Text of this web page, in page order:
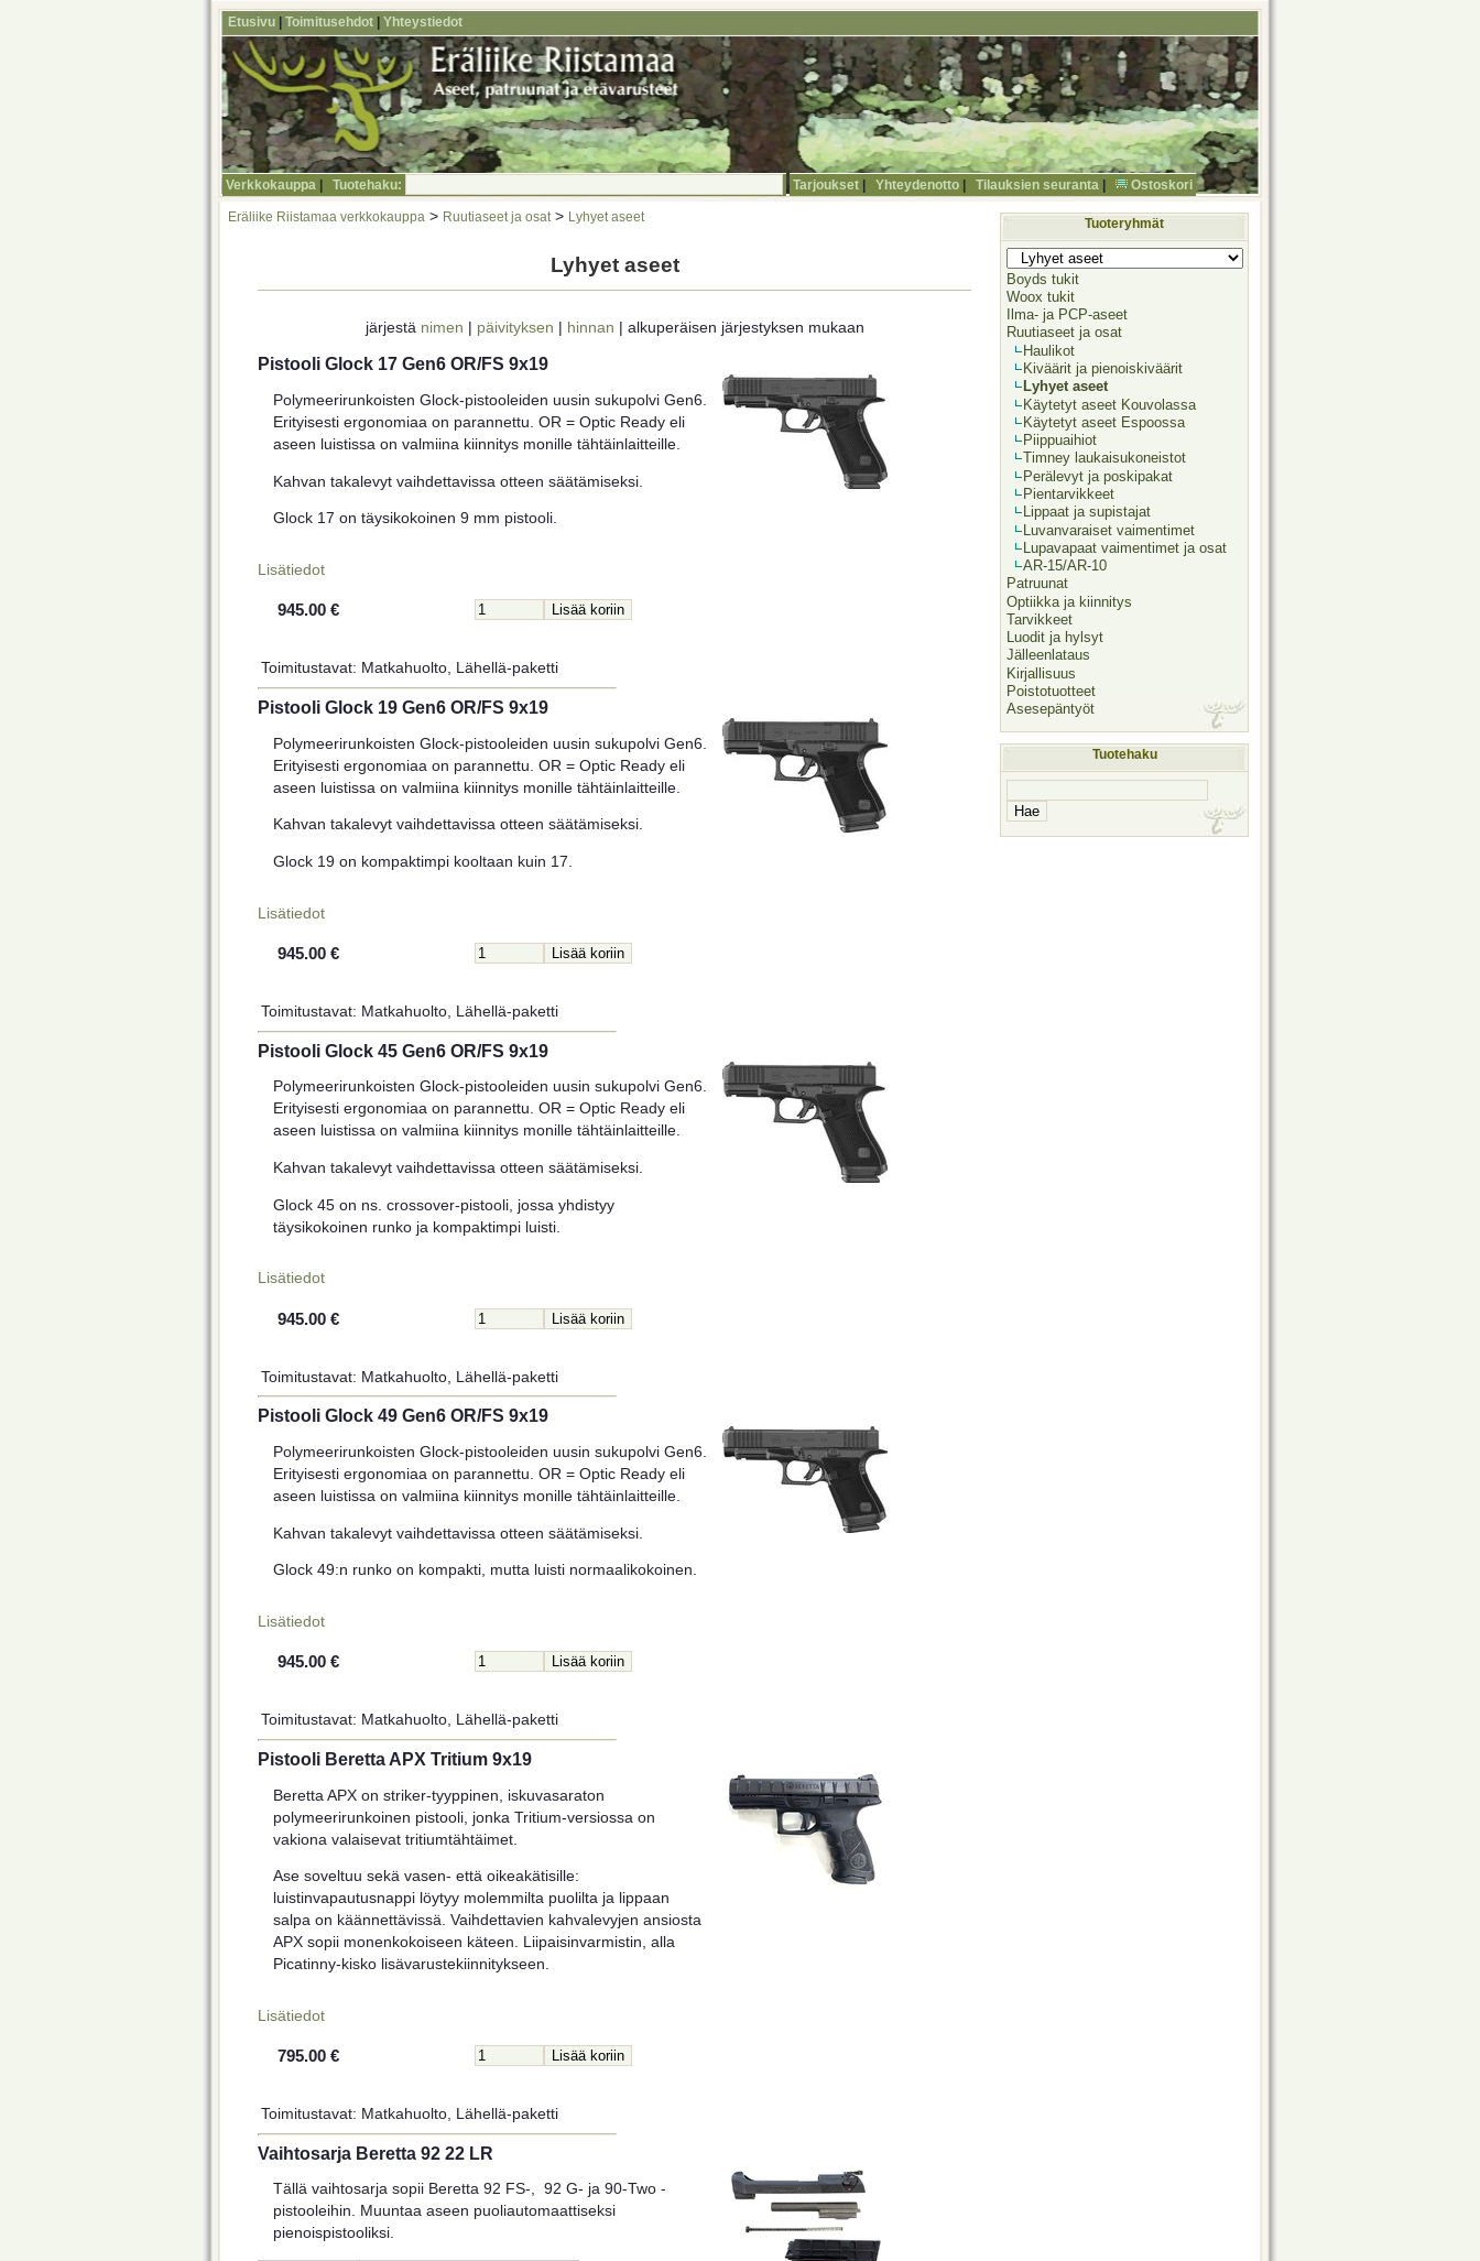
Etusivu Toimitusehdot Yhteystiedot
Verkkokauppa Tuotehaku: Tarjoukset Yhteydenotto Tilauksien seuranta Ostoskori
Eräliike Riistamaa verkkokauppa > Ruutiaseet ja osat > Lyhyet aseet
Lyhyet aseet
järjestä nimen | päivityksen | hinnan | alkuperäisen järjestyksen mukaan
Pistooli Glock 17 Gen6 OR/FS 9x19
Polymeerirunkoisten Glock-pistooleiden uusin sukupolvi Gen6.
Erityisesti ergonomiaa on parannettu. OR = Optic Ready eli
aseen luistissa on valmiina kiinnitys monille tähtäinlaitteille.
Kahvan takalevyt vaihdettavissa otteen säätämiseksi.
Glock 17 on täysikokoinen 9 mm pistooli.
Lisätiedot
945.00 €
Toimitustavat: Matkahuolto, Lähellä-paketti
Pistooli Glock 19 Gen6 OR/FS 9x19
Polymeerirunkoisten Glock-pistooleiden uusin sukupolvi Gen6.
Erityisesti ergonomiaa on parannettu. OR = Optic Ready eli
aseen luistissa on valmiina kiinnitys monille tähtäinlaitteille.
Kahvan takalevyt vaihdettavissa otteen säätämiseksi.
Glock 19 on kompaktimpi kooltaan kuin 17.
Lisätiedot
945.00 €
Toimitustavat: Matkahuolto, Lähellä-paketti
Pistooli Glock 45 Gen6 OR/FS 9x19
Polymeerirunkoisten Glock-pistooleiden uusin sukupolvi Gen6.
Erityisesti ergonomiaa on parannettu. OR = Optic Ready eli
aseen luistissa on valmiina kiinnitys monille tähtäinlaitteille.
Kahvan takalevyt vaihdettavissa otteen säätämiseksi.
Glock 45 on ns. crossover-pistooli, jossa yhdistyy
täysikokoinen runko ja kompaktimpi luisti.
Lisätiedot
945.00 €
Toimitustavat: Matkahuolto, Lähellä-paketti
Pistooli Glock 49 Gen6 OR/FS 9x19
Polymeerirunkoisten Glock-pistooleiden uusin sukupolvi Gen6.
Erityisesti ergonomiaa on parannettu. OR = Optic Ready eli
aseen luistissa on valmiina kiinnitys monille tähtäinlaitteille.
Kahvan takalevyt vaihdettavissa otteen säätämiseksi.
Glock 49:n runko on kompakti, mutta luisti normaalikokoinen.
Lisätiedot
945.00 €
Toimitustavat: Matkahuolto, Lähellä-paketti
Pistooli Beretta APX Tritium 9x19
Beretta APX on striker-tyyppinen, iskuvasaraton
polymeerirunkoinen pistooli, jonka Tritium-versiossa on
vakiona valaisevat tritiumtähtäimet.
Ase soveltuu sekä vasen- että oikeakätisille:
luistinvapautusnappi löytyy molemmilta puolilta ja lippaan
salpa on käännettävissä. Vaihdettavien kahvalevyjen ansiosta
APX sopii monenkokoiseen käteen. Liipaisinvarmistin, alla
Picatinny-kisko lisävarustekiinnitykseen.
Lisätiedot
795.00 €
Toimitustavat: Matkahuolto, Lähellä-paketti
Vaihtosarja Beretta 92 22 LR
Tällä vaihtosarja sopii Beretta 92 FS-, 92 G- ja 90-Two -
pistooleihin. Muuntaa aseen puoliautomaattiseksi
pienoispistooliksi.
Tuoteryhmät
Boyds tukit
Woox tukit
Ilma- ja PCP-aseet
Ruutiaseet ja osat
Haulikot
Kiväärit ja pienoiskiväärit
Lyhyet aseet
Käytetyt aseet Kouvolassa
Käytetyt aseet Espoossa
Piippuaihiot
Timney laukaisukoneistot
Perälevyt ja poskipakat
Pientarvikkeet
Lippaat ja supistajat
Luvanvaraiset vaimentimet
Lupavapaat vaimentimet ja osat
AR-15/AR-10
Patruunat
Optiikka ja kiinnitys
Tarvikkeet
Luodit ja hylsyt
Jälleenlataus
Kirjallisuus
Poistotuotteet
Asesepäntyöt
Tuotehaku